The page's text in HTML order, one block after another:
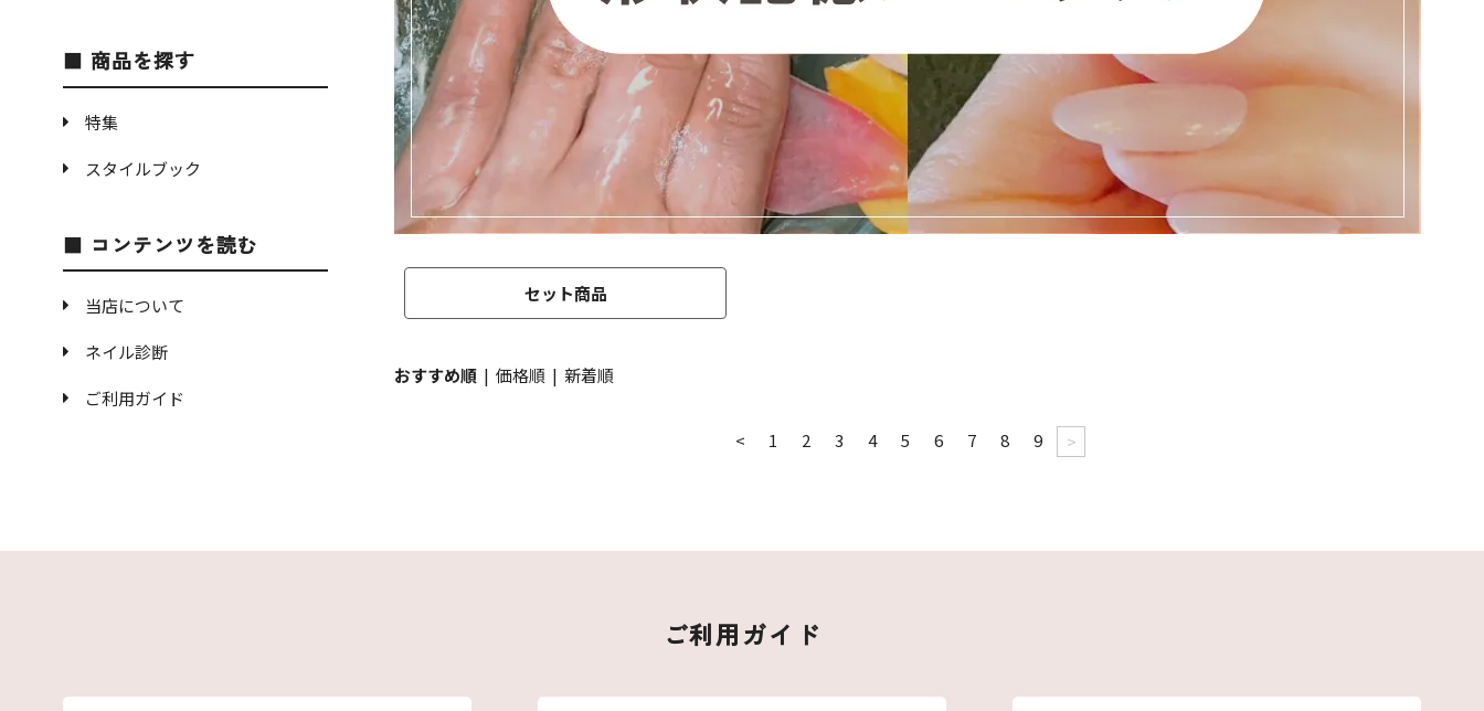
セット商品
おすすめ順 | 価格順 | 新着順
< 1 2 3 4 5 6 7 8 9 >
商品を探す
特集
スタイルブック
コンテンツを読む
当店について
ネイル診断
ご利用ガイド
ご利用ガイド